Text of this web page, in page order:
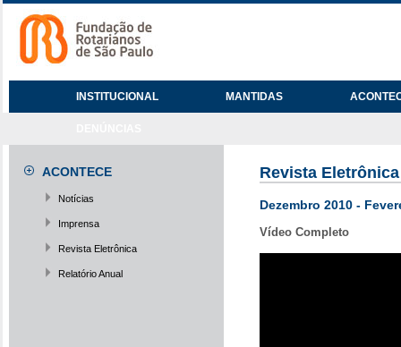
INSTITUCIONAL MANTIDAS
ACONTECE
Notícias
Imprensa
Revista Eletrônica
Relatório Anual
Revista Eletrônica
Dezembro 2010 -
Vídeo Completo